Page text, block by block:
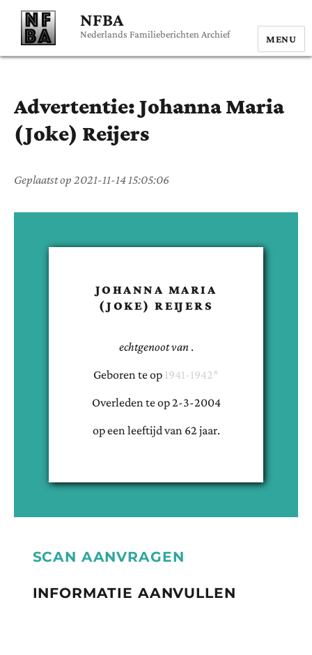
NFBA
Nederlands Familieberichten Archief MENU
Advertentie: Johanna Maria
(Joke) Reijers
Geplaatst op 2021-11-14 15:05:06
JOHANNA MARIA
(JOKE) REIJERS
echtgenoot van .
Geboren teop 1941-1942*
Overleden teop2-3-2004
op een leeftijd van 62 jaar.
SCAN AANVRAGEN
INFORMATIE AANVULLEN